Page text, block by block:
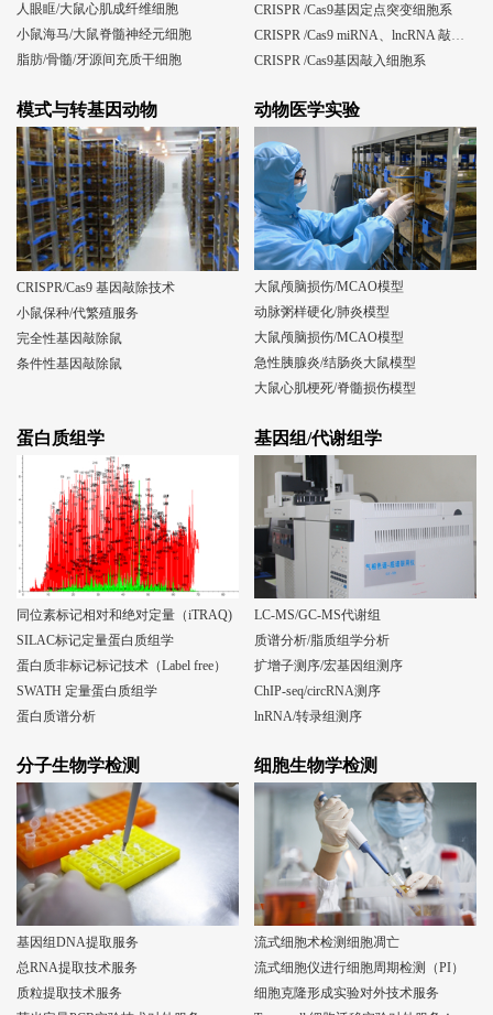
人眼眶/大鼠心肌成纤维细胞
小鼠海马/大鼠脊髓神经元细胞
脂肪/骨髓/牙源间充质干细胞
CRISPR /Cas9基因定点突变细胞系
CRISPR /Cas9基因敲入细胞系
模式与转基因动物
CRISPR/Cas9 基因敲除技术
小鼠保种/代繁殖服务
完全性基因敲除鼠
条件性基因敲除鼠
动物医学实验
大鼠颅脑损伤/MCAO模型
动脉粥样硬化/肺炎模型
大鼠颅脑损伤/MCAO模型
急性胰腺炎/结肠炎大鼠模型
大鼠心肌梗死/脊髓损伤模型
蛋白质组学
同位素标记相对和绝对定量（iTRAQ)
SILAC标记定量蛋白质组学
蛋白质非标记标记技术（Label free）
SWATH 定量蛋白质组学
蛋白质谱分析
基因组/代谢组学
LC-MS/GC-MS代谢组
质谱分析/脂质组学分析
扩增子测序/宏基因组测序
ChIP-seq/circRNA测序
lnRNA/转录组测序
分子生物学检测
基因组DNA提取服务
总RNA提取技术服务
质粒提取技术服务
细胞生物学检测
流式细胞术检测细胞凋亡
流式细胞仪进行细胞周期检测（PI）
细胞克隆形成实验对外技术服务